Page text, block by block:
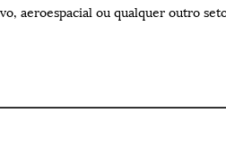
aeroespacial ou qualquer outro